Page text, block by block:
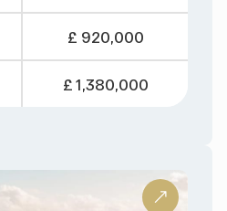
£ 920,000
£ 1,380,000